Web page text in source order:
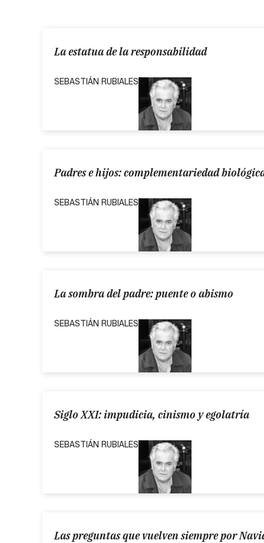
La estatua de la responsabilidad
SEBASTIÁN RUBIALES
Padres e hijos: complementariedad
SEBASTIÁN RUBIALES
La sombra del padre: puente o abismo
SEBASTIÁN RUBIALES
Siglo XXI: impudicia, cinismo y egolatría
SEBASTIÁN RUBIALES
Las preguntas que vuelven siempre por